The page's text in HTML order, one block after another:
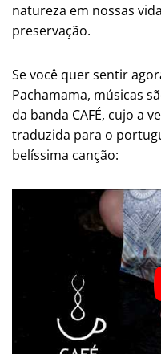
natureza em nossas
preservação.
Se você quer sentir
Pachamama, músicas
da banda CAFÉ, cujo a
traduzida para o
belíssima canção: